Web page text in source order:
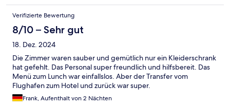
Verifizierte Bewertung
8/10 – Sehr gut
18. Dez. 2024
Die Zimmer waren sauber und gemütlich nur ein Kleiderschrank
hat gefehlt. Das Personal super freundlich und hilfsbereit. Das
Menü zum Lunch war einfallslos. Aber der Transfer vom
Flughafen zum Hotel und zurück war super.
Frank, Aufenthalt von 2 Nächten